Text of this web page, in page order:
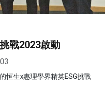
戰2023啟動
恒生x惠理學界精英ESG挑戰